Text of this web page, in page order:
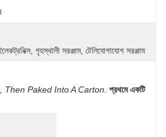
গৃহস্থালী সরঞ্জাম, টেলিযোগাযোগ সরঞ্জাম
Then Paked Into A Carton. প্রথমে একটি